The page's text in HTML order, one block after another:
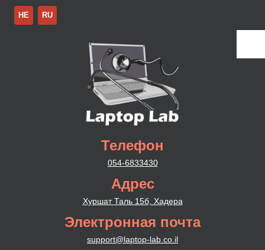
HE RU
Телефон
054-6833430
Адрес
Хуршат Таль 15б, Хадера
Электронная почта
support@laptop-lab.co.il